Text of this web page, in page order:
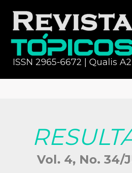
ISSN 2965-6672 | Qualis A2
Vol. 4, No. 34/